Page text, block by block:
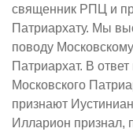
священник РПЦ и
Патриархату. Мы
поводу
Патриархат. В
Московского
признают
Илларион признал,